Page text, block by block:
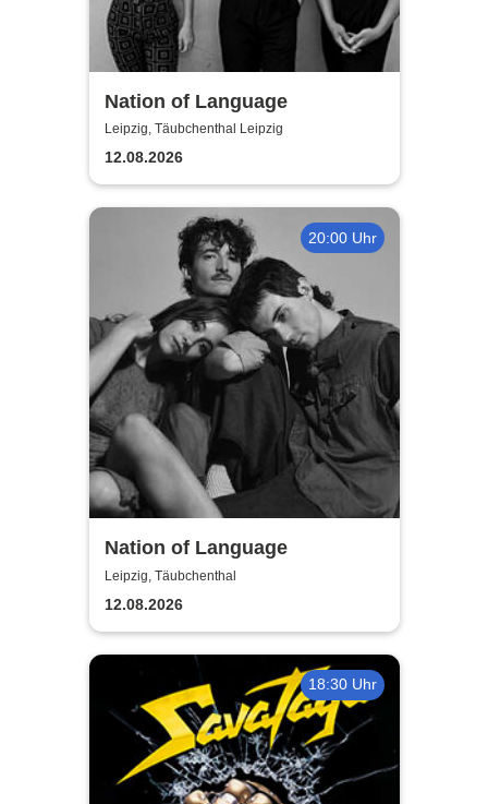
Nation of Language
Leipzig, Täubchenthal Leipzig
12.08.2026
20:00 Uhr
Nation of Language
Leipzig, Täubchenthal
12.08.2026
18:30 Uhr